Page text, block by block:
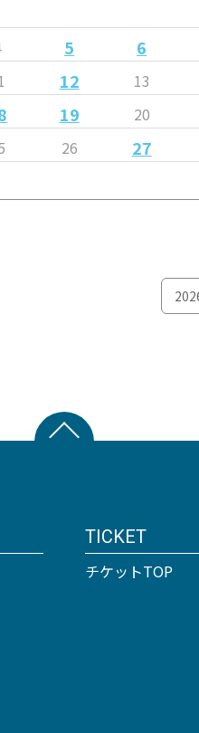
5 6
12 13
19 20
26 27
TICKET
チケットTOP